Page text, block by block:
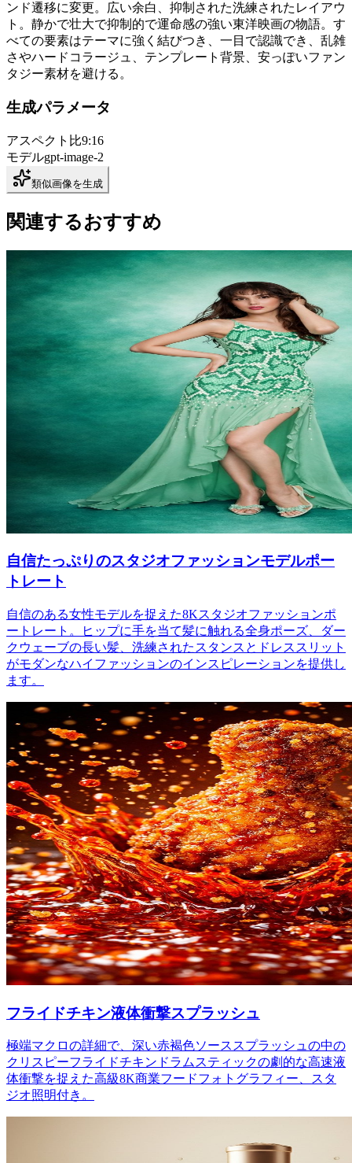
ンド遷移に変更。広い余白、抑制された洗練されたレイアウ
ト。静かで壮大で抑制的で運命感の強い東洋映画の物語。す
べての要素はテーマに強く結びつき、一目で認識でき、乱雑
さやハードコラージュ、テンプレート背景、安っぽいファン
タジー素材を避ける。
生成パラメータ
アスペクト比9:16
モデルgpt-image-2
類似画像を生成
関連するおすすめ
自信たっぷりのスタジオファッションモデルポー
トレート
自信のある女性モデルを捉えた8Kスタジオファッションポ
ートレート。ヒップに手を当て髪に触れる全身ポーズ、ダー
クウェーブの長い髪、洗練されたスタンスとドレススリット
がモダンなハイファッションのインスピレーションを提供し
ます。
フライドチキン液体衝撃スプラッシュ
極端マクロの詳細で、深い赤褐色ソーススプラッシュの中の
クリスピーフライドチキンドラムスティックの劇的な高速液
体衝撃を捉えた高級8K商業フードフォトグラフィー、スタ
ジオ照明付き。